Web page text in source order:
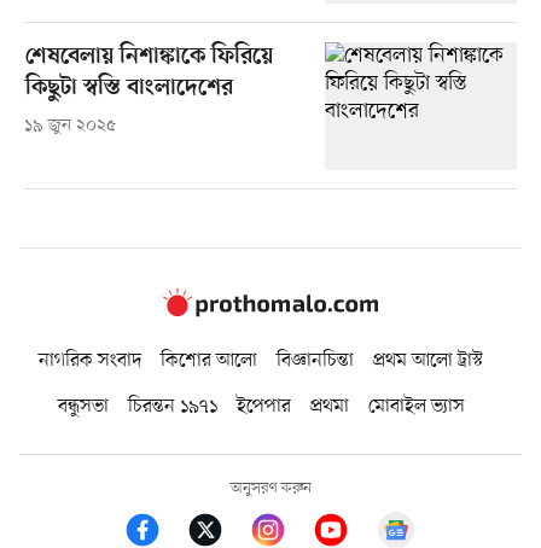
শেষবেলায় নিশাঙ্কাকে ফিরিয়ে
কিছুটা স্বস্তি বাংলাদেশের
১৯ জুন ২০২৫
নাগরিক সংবাদ কিশোর আলো বিজ্ঞানচিন্তা
প্রথম আলো ট্রাস্ট
বন্ধুসভা
চিরন্তন ১৯৭১ ইপেপার প্রথমা মোবাইল ভ্যাস
অনুসরণ করুন